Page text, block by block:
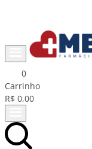
0
Carrinho
R$ 0,00